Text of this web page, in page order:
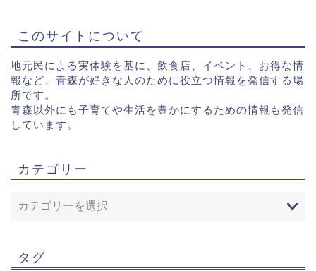
このサイトについて
地元民による実体験を基に、飲食店、イベント、お得な情
報など、青森が好きな人のために役立つ情報を発信する場
所です。
青森以外にも子育てや生活を豊かにするための情報も発信
しています。
カテゴリー
タグ